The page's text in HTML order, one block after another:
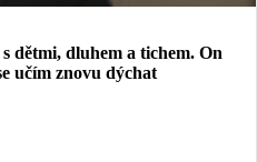
dětmi, dluhem a tichem. On
učím znovu dýchat